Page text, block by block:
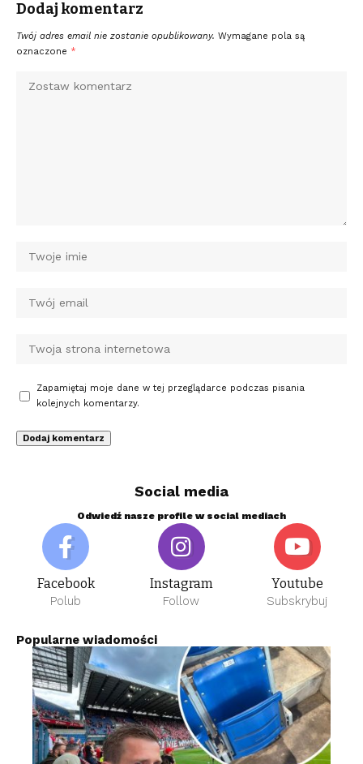
Dodaj komentarz
Twój adres email nie zostanie opublikowany. Wymagane pola są
oznaczone *
Zapamiętaj moje dane w tej przeglądarce podczas pisania
kolejnych komentarzy.
Social media
Odwiedź nasze profile w social mediach
Facebook
Polub
Instagram
Follow
Youtube
Subskrybuj
Popularne wiadomości